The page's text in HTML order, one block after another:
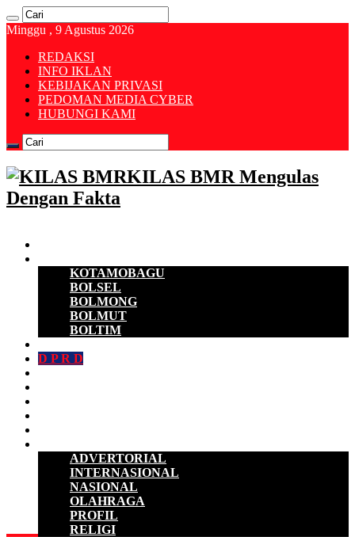
Minggu , 9 Agustus 2026
REDAKSI
INFO IKLAN
KEBIJAKAN PRIVASI
PEDOMAN MEDIA CYBER
HUBUNGI KAMI
KILAS BMR Mengulas
Dengan Fakta
KOTAMOBAGU
BOLSEL
BOLMONG
BOLMUT
BOLTIM
D P R D
ADVERTORIAL
INTERNASIONAL
NASIONAL
OLAHRAGA
PROFIL
RELIGI